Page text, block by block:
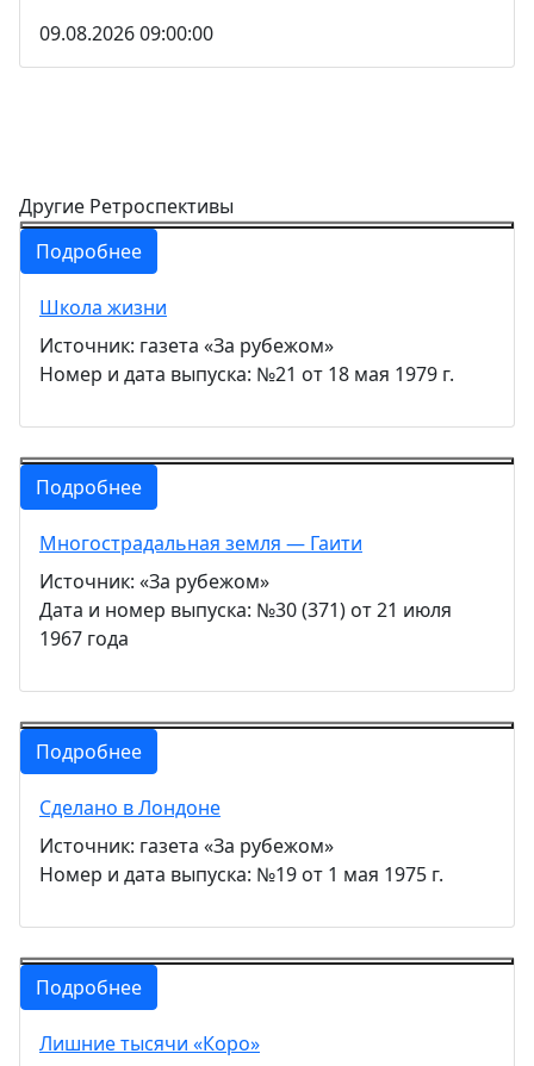
09.08.2026 09:00:00
Другие Ретроспективы
Подробнее
Школа жизни
Источник: газета «За рубежом»
Номер и дата выпуска: №21 от 18 мая 1979 г.
Подробнее
Многострадальная земля — Гаити
Источник: «За рубежом»
Дата и номер выпуска: №30 (371) от 21 июля
1967 года
Подробнее
Сделано в Лондоне
Источник: газета «За рубежом»
Номер и дата выпуска: №19 от 1 мая 1975 г.
Подробнее
Лишние тысячи «Коро»